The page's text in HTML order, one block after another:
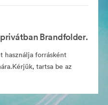
Brandfolder.
használja forrásként
tartsa be az